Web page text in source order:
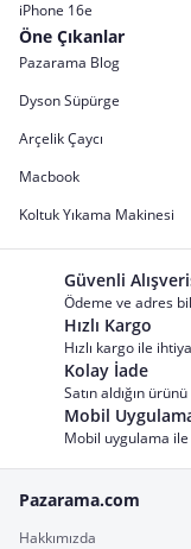
iPhone 16e
Öne Çıkanlar
Pazarama Blog
Dyson Süpürge
Arçelik Çaycı
Macbook
Koltuk Yıkama Makinesi
Güvenli
Ödeme ve adres
Hızlı Kargo
Hızlı kargo ile
Kolay İade
Satın aldığın
Mobil
Mobil uygulama
Pazarama.com
Hakkımızda